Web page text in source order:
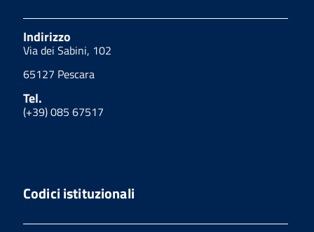
Indirizzo
Via dei Sabini, 102
65127 Pescara
Tel.
(+39) 085 67517
Codici istituzionali